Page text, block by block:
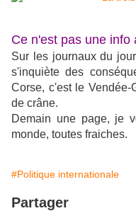
Ce n'est pas une info
Sur les journaux du
s'inquiète des
Corse, c'est le Vendée-
de crâne.
Demain une page, je
monde, toutes fraiches.
#Politique internationale
Partager